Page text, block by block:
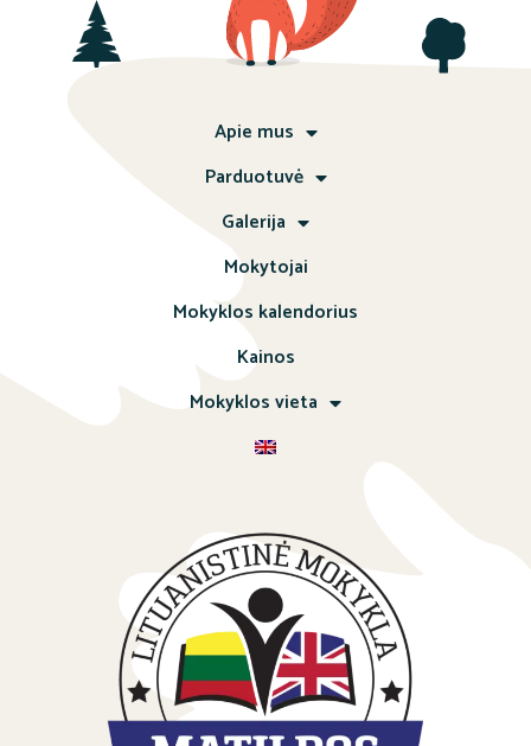
Apie mus
Parduotuvė
Galerija
Mokytojai
Mokyklos kalendorius
Kainos
Mokyklos vieta